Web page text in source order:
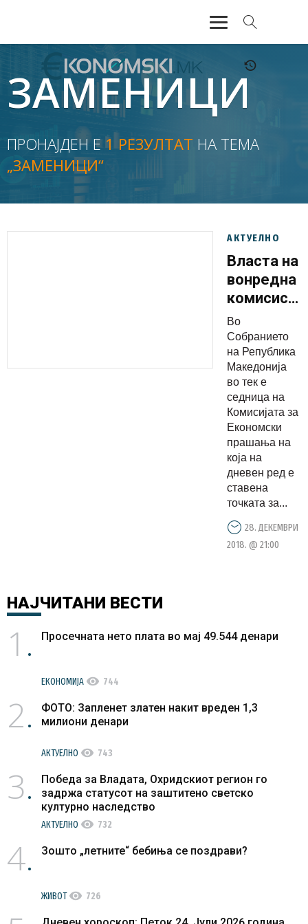
АКТУЕЛНО
ЕКОНОМИЈА
ФИНАНСИИ
БАНКАРСТВО
ЖИВОТ
ЗАМЕНИЦИ
ПРОНАЈДЕН Е1 РЕЗУЛТАТ НА ТЕМА
„ЗАМЕНИЦИ“
АКТУЕЛНО
Власта на
вонредна
комисиска
седница
го турка
новиот
Закон за
заменици
директори
кој
годишно
ќе ги чини
граѓаните
2 милиони
евра
Во
Собранието
на Република
Македонија
во тек е
седница на
Комисијата за
Економски
прашања на
која на
дневен ред е
ставена
точката за...
28. ДЕКЕМВРИ
2018. @ 21:00
НАЈЧИТАНИ ВЕСТИ
1 Просечната нето плата во мај 49.544 денари
ЕКОНОМИЈА visibility 744
2
ФОТО: Запленет златен накит вреден 1,3
милиони денари
АКТУЕЛНО visibility 743
3
Победа за Владата, Охридскиот регион го
задржа статусот на заштитено светско
културно наследство
АКТУЕЛНО visibility 732
4 Зошто „летните“ бебиња се поздрави?
ЖИВОТvisibility 726